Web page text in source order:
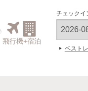
飛行機+宿泊
チェックイ
ベスト